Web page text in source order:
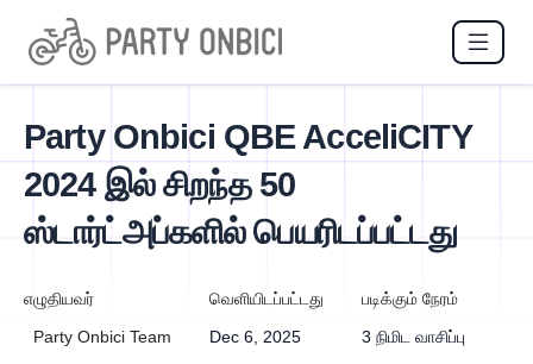
Party Onbici QBE AcceliCITY
2024 இல் சிறந்த 50
ஸ்டார்ட்அப்களில் பெயரிடப்பட்டது
எழுதியவர்
Party Onbici Team
வெளியிடப்பட்டது
Dec 6, 2025
படிக்கும் நேரம்
3 நிமிட வாசிப்பு